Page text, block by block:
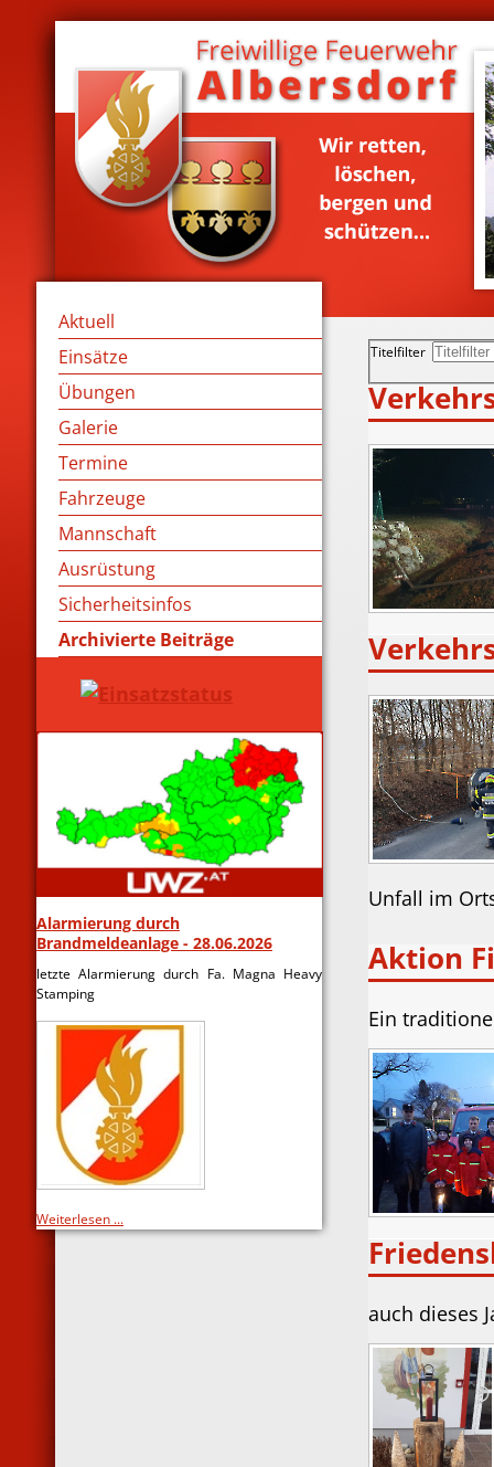
Aktuell
Einsätze
Übungen
Galerie
Termine
Fahrzeuge
Mannschaft
Ausrüstung
Sicherheitsinfos
Archivierte Beiträge
Alarmierung durch
Brandmeldeanlage - 28.06.2026
letzte Alarmierung durch Fa. Magna Heavy
Stamping
Weiterlesen ...
Titelfilter
Unfall im
Aktion
Ein
auch dieses